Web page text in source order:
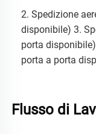
2. Spedizione
disponibile) 3.
porta
porta a porta
Flusso di